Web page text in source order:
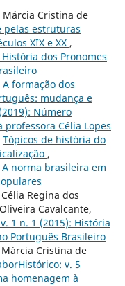
Márcia Cristina de
pelas estruturas
XIX e XX ,
dos Pronomes
A formação dos
mudança e
Número
professora Célia Lopes
Tópicos de história do
,
norma brasileira em
Regina dos
Cavalcante,
1 n. 1 (2015): História
Português Brasileiro
Cristina de
v. 5
homenagem à